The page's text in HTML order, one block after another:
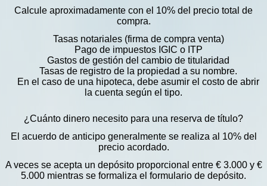
Calcule aproximadamente con el 10% del precio total de
compra.
Tasas notariales (firma de compra venta)
Pago de impuestos IGIC o ITP
Gastos de gestión del cambio de titularidad
Tasas de registro de la propiedad a su nombre.
En el caso de una hipoteca, debe asumir el costo de abrir
la cuenta según el tipo.
¿Cuánto dinero necesito para una reserva de título?
El acuerdo de anticipo generalmente se realiza al 10% del
precio acordado.
A veces se acepta un depósito proporcional entre € 3.000 y €
5.000 mientras se formaliza el formulario de depósito.